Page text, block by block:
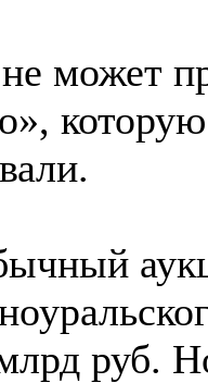
может
которую
руб.